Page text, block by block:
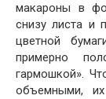
макароны в
снизу листа и
цветной
примерно
гармошкой».
объемными,